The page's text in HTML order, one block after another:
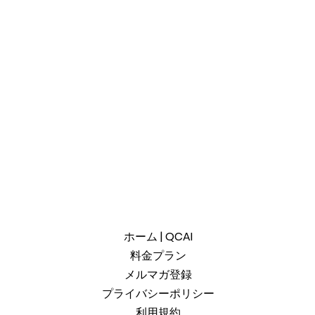
ホーム | QCAI
料金プラン
メルマガ登録
プライバシーポリシー